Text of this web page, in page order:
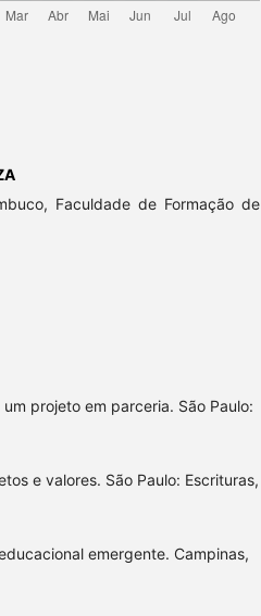
Faculdade de Formação de
projeto em parceria. São Paulo:
e valores. São Paulo: Escrituras,
emergente. Campinas,